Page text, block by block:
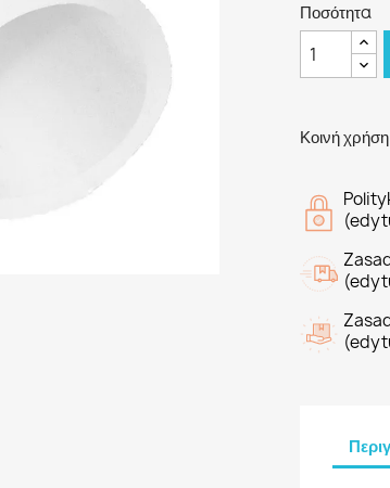
Ποσότητα
Κοινή χρήση